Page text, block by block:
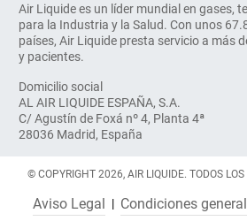
Air Liquide es un líder mundial en gases,
para la Industria y la Salud. Con unos
países, Air Liquide presta servicio a más
y pacientes.
Domicilio social
AL AIR LIQUIDE ESPAÑA, S.A.
C/ Agustín de Foxá nº 4, Planta 4ª
28036 Madrid, España
© COPYRIGHT 2026, AIR LIQUIDE. TODOS LOS
Aviso Legal
Condiciones